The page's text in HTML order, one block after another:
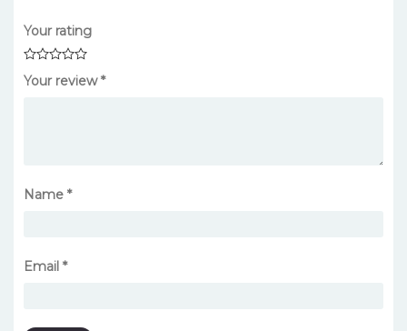
Your rating
Your review*
Name *
Email *